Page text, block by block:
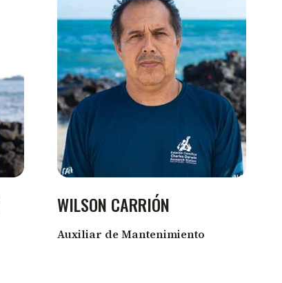
WILSON CARRIÓN
Auxiliar de Mantenimiento